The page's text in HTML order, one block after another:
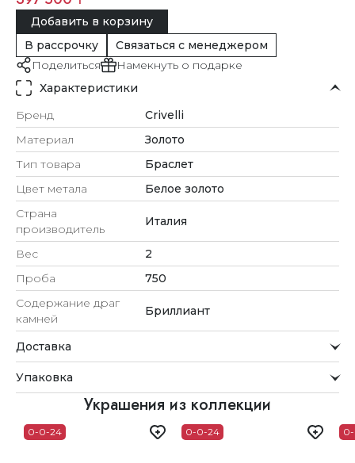
Добавить в корзину
В рассрочку
Связаться с менеджером
Поделиться
Намекнуть о подарке
Характеристики
Бренд
Crivelli
Материал
Золото
Тип товара
Браслет
Цвет метала
Белое золото
Страна
производитель
Италия
Вес
2
Проба
750
Содержание драг
камней
Бриллиант
Доставка
Мы стремимся обрабатывать заказы максимально
быстро и доставлять их прямо до вашей двери в
удобное для вас время.
Доставка
Упаковка
Внимание к деталям
Каждое украшение проходит тщательную проверку
перед отправкой.
Украшения из коллекции
0-0-24 0-0-24